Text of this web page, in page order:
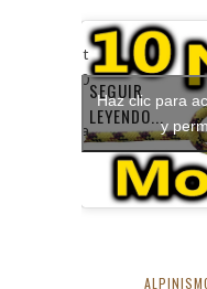
Lee el post
completo: 10
básicos para
SEGUIR
LEYENDO...
Haz clic para
y